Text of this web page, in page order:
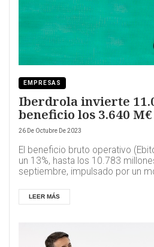
EMPRESAS
Iberdrola invierte
beneficio los 3.640 M€
26 De Octubre De 2023
El beneficio bruto operativo
un 13%, hasta los 10.783
septiembre, impulsado por un
LEER MÁS